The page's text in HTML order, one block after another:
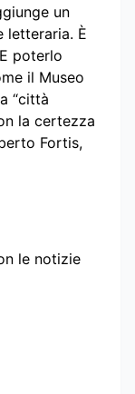
un
letteraria. È
poterlo
il Museo
“città
la certezza
Fortis,
le notizie